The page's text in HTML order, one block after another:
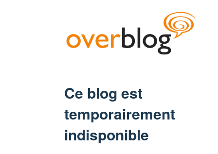
Ce blog est
temporairement
indisponible